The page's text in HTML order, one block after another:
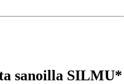
sanoilla SILMU*